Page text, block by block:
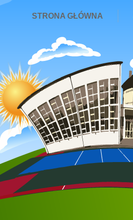
STRONA GŁÓWNA